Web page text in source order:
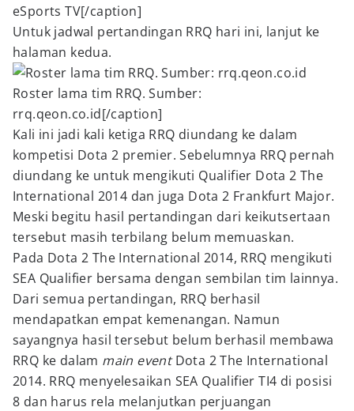
eSports TV[/caption]
Untuk jadwal pertandingan RRQ hari ini, lanjut ke
halaman kedua.
Roster lama tim RRQ. Sumber:
rrq.qeon.co.id[/caption]
Kali ini jadi kali ketiga RRQ diundang ke dalam
kompetisi Dota 2 premier. Sebelumnya RRQ pernah
diundang ke untuk mengikuti Qualifier Dota 2 The
International 2014 dan juga Dota 2 Frankfurt Major.
Meski begitu hasil pertandingan dari keikutsertaan
tersebut masih terbilang belum memuaskan.
Pada Dota 2 The International 2014, RRQ mengikuti
SEA Qualifier bersama dengan sembilan tim lainnya.
Dari semua pertandingan, RRQ berhasil
mendapatkan empat kemenangan. Namun
sayangnya hasil tersebut belum berhasil membawa
RRQ ke dalam main eventDota 2 The International
2014. RRQ menyelesaikan SEA Qualifier TI4 di posisi
8 dan harus rela melanjutkan perjuangan